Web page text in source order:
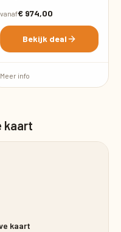
vanaf€ 974,00
Bekijk deal
Meer info
kaart
kaart